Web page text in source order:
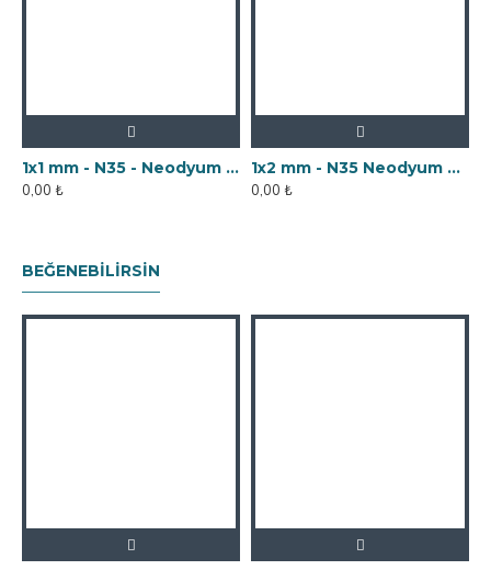
1x1 mm - N35 - Neodyum Mıknatıs
0,00 ₺
1x2 mm - N35 Neodyum Mıknatıs
0,00 ₺
BEĞENEBILIRSIN